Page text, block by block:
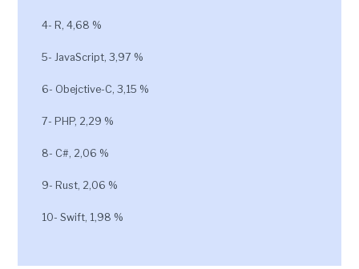
4- R, 4,68 %
5- JavaScript, 3,97 %
6- Obejctive-C, 3,15 %
7- PHP, 2,29 %
8- C#, 2,06 %
9- Rust, 2,06 %
10- Swift, 1,98 %